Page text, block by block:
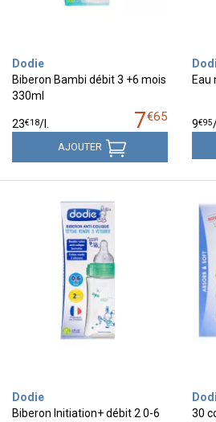
Dodie
Biberon Bambi débit 3 +6 mois
330ml
7€65
23€18/
AJOUTER
Eau
9€95
Dodie
Biberon Initiation+ débit 2 0-6
30